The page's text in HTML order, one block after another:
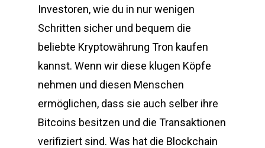
Investoren, wie du in nur wenigen
Schritten sicher und bequem die
beliebte Kryptowährung Tron kaufen
kannst. Wenn wir diese klugen Köpfe
nehmen und diesen Menschen
ermöglichen, dass sie auch selber ihre
Bitcoins besitzen und die Transaktionen
verifiziert sind. Was hat die Blockchain